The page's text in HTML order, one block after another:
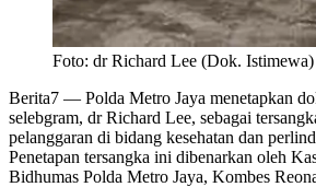
Foto: dr Richard Lee (Dok. Istimewa)
Berita7 — Polda Metro Jaya menetapkan
selebgram, dr Richard Lee, sebagai
pelanggaran di bidang kesehatan dan
Penetapan tersangka ini dibenarkan oleh
Bidhumas Polda Metro Jaya, Kombes